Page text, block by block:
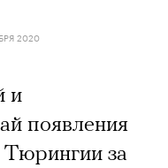
2020
и
появления
за